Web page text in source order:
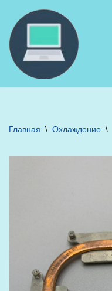
Перейти
к
содержимому
Главная \ Охлаждение \